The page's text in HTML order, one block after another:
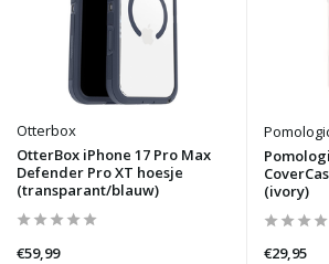
Otterbox
OtterBox iPhone 17 Pro Max
Defender Pro XT hoesje
(transparant/blauw)
€59,99
(ivory)
€29,95